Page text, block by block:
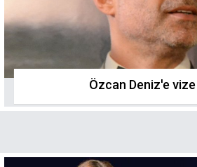
Özcan Deniz'e